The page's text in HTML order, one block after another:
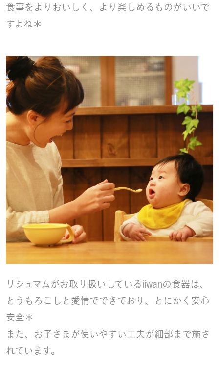
食事をよりおいしく、より楽しめるものがいいで
すよね＊
リシュマムがお取り扱いしているiiwanの食器は、
とうもろこしと愛情でできており、とにかく安心
安全＊
また、お子さまが使いやすい工夫が細部まで施さ
れています。